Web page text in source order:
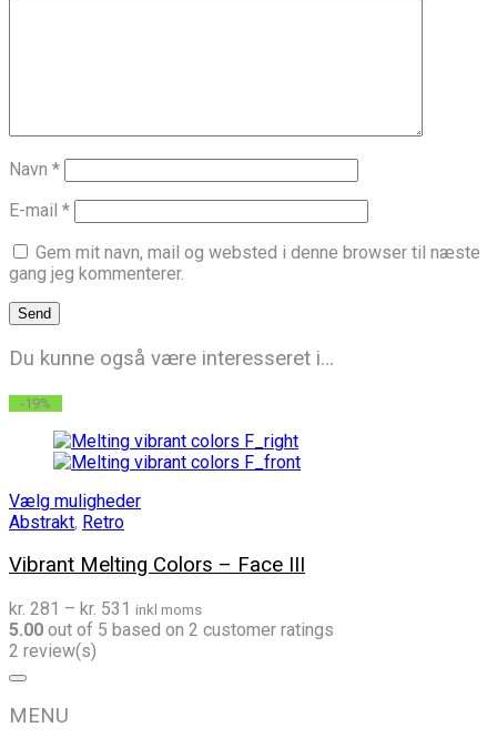
Navn *
E-mail *
Gem mit navn, mail og websted i denne browser til næste
gang jeg kommenterer.
Du kunne også være interesseret i…
-19%
Vælg muligheder
Abstrakt, Retro
Vibrant Melting Colors – Face III
kr. 281 – kr. 531 Prisinterval:
kr. 281
inkl moms
5.00 out of 5 based on 2 customer ratings
2 review(s)
MENU